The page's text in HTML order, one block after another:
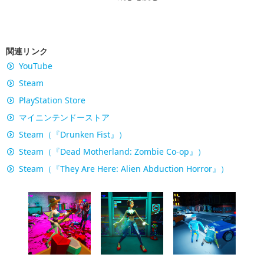
関連リンク
YouTube
Steam
PlayStation Store
マイニンテンドーストア
Steam（『Drunken Fist』）
Steam（『Dead Motherland: Zombie Co-op』）
Steam（『They Are Here: Alien Abduction Horror』）